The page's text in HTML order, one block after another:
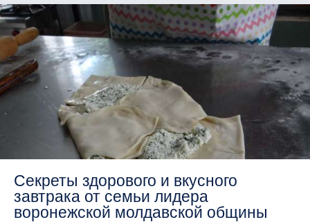
Секреты здорового и вкусного
завтрака от семьи лидера
воронежской молдавской общины